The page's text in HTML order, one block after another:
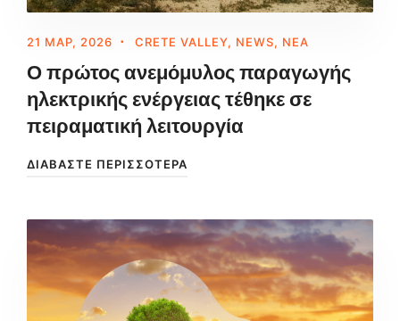
21 ΜΑΡ, 2026 CRETE VALLEY, NEWS, ΝΈΑ
Ο πρώτος ανεμόμυλος παραγωγής
ηλεκτρικής ενέργειας τέθηκε σε
πειραματική λειτουργία
ΔΙΑΒΆΣΤΕ ΠΕΡΙΣΣΌΤΕΡΑ